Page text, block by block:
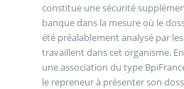
constitue une sécurité
banque dans la mesure où le
été préalablement analysé par
travaillent dans cet organisme.
une association du type
le repreneur à présenter son